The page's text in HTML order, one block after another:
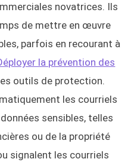
novatrices. Ils
de mettre en œuvre
parfois en recourant à
la prévention des
outils de protection.
les courriels
sensibles, telles
ou de la propriété
signalent les courriels